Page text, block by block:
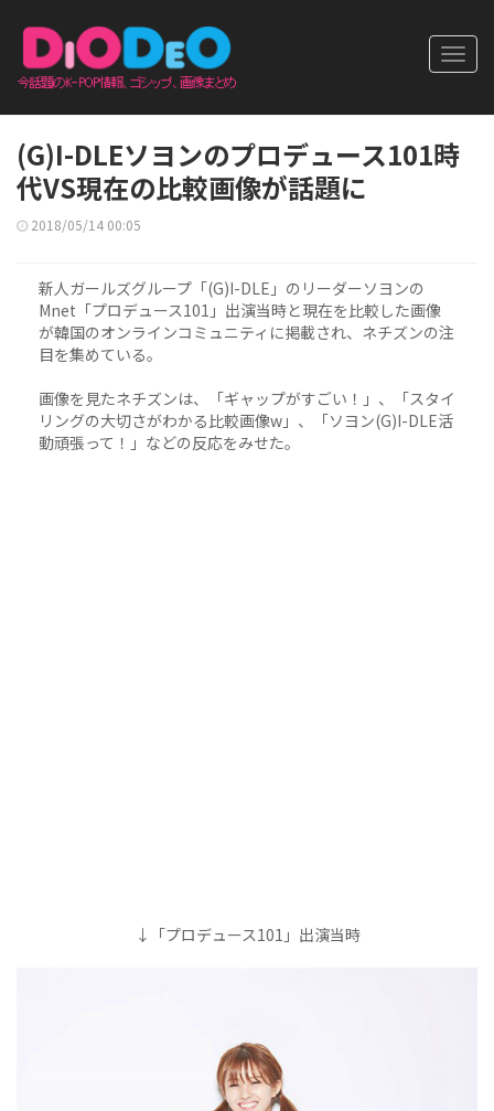
(G)I-DLEソヨンのプロデュース101時
代VS現在の比較画像が話題に
2018/05/14 00:05
新人ガールズグループ「(G)I-DLE」のリーダーソヨンの
Mnet「プロデュース101」出演当時と現在を比較した画像
が韓国のオンラインコミュニティに掲載され、ネチズンの注
目を集めている。
画像を見たネチズンは、「ギャップがすごい！」、「スタイ
リングの大切さがわかる比較画像w」、「ソヨン(G)I-DLE活
動頑張って！」などの反応をみせた。
↓「プロデュース101」出演当時